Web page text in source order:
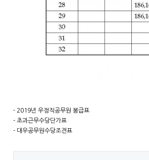
- 2019년 우정직공무원 봉급표
- 초과근무수당단가표
- 대우공무원수당조견표